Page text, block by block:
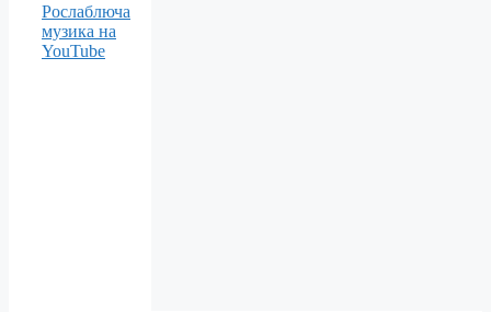
Рослаблюча
музика на
YouTube